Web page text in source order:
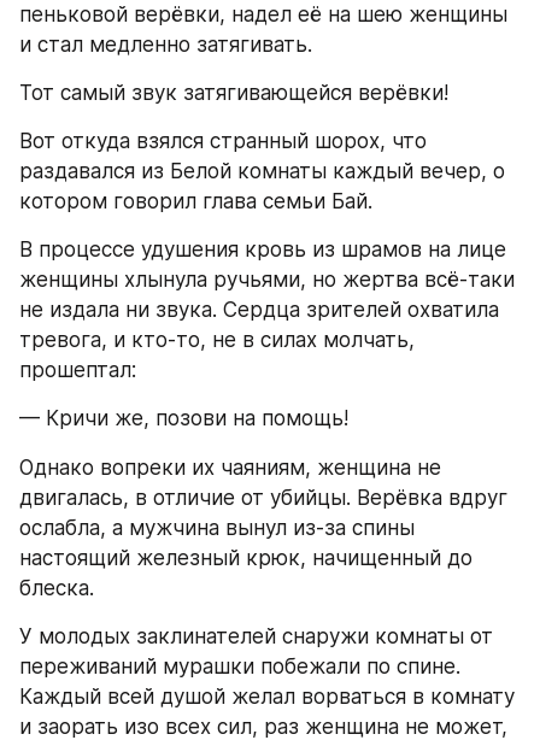
пеньковой верёвки, надел её на шею женщины
и стал медленно затягивать.
Тот самый звук затягивающейся верёвки!
Вот откуда взялся странный шорох, что
раздавался из Белой комнаты каждый вечер, о
котором говорил глава семьи Бай.
В процессе удушения кровь из шрамов на лице
женщины хлынула ручьями, но жертва всё-таки
не издала ни звука. Сердца зрителей охватила
тревога, и кто-то, не в силах молчать,
прошептал:
— Кричи же, позови на помощь!
Однако вопреки их чаяниям, женщина не
двигалась, в отличие от убийцы. Верёвка вдруг
ослабла, а мужчина вынул из-за спины
настоящий железный крюк, начищенный до
блеска.
У молодых заклинателей снаружи комнаты от
переживаний мурашки побежали по спине.
Каждый всей душой желал ворваться в комнату
и заорать изо всех сил, раз женщина не может,